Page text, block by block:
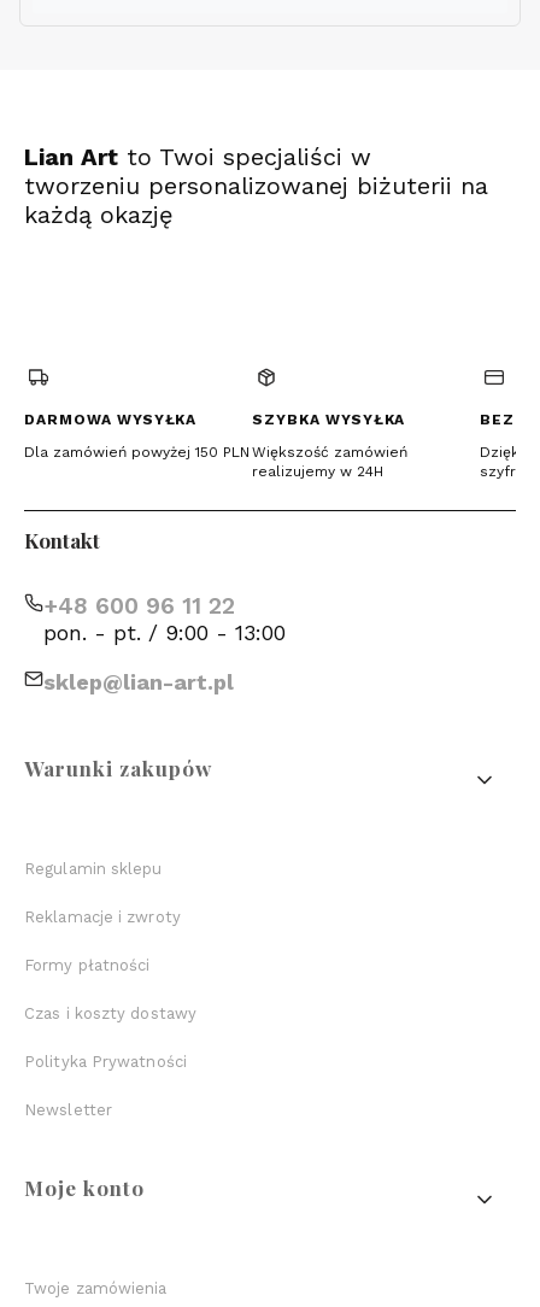
Lian Art to Twoi specjaliści w
tworzeniu personalizowanej biżuterii na
każdą okazję
karcie)
nowej
karcie)
nowej
karcie)
DARMOWA WYSYŁKA
Dla zamówień powyżej 150 PLN
SZYBKA WYSYŁKA
Większość zamówień
realizujemy w 24H
Dzięki
Kontakt
+48 600 96 11 22
pon. - pt. / 9:00 - 13:00
sklep@lian-art.pl
Linki w stopce
Warunki zakupów
Regulamin sklepu
Reklamacje i zwroty
Formy płatności
Czas i koszty dostawy
Polityka Prywatności
Newsletter
Moje konto
Twoje zamówienia